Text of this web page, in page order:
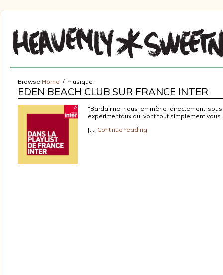
Browse:Home musique
EDEN BEACH CLUB SUR FRANCE INTER
“Bardainne nous emmène directement
expérimentaux qui vont tout simplement vous
[…] Continue reading